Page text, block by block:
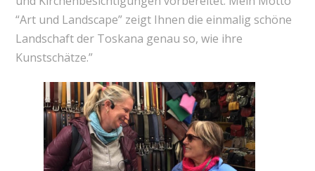
“Art und Landscape” zeigt Ihnen die einmalig schöne
Landschaft der Toskana genau so, wie ihre
Kunstschätze.”